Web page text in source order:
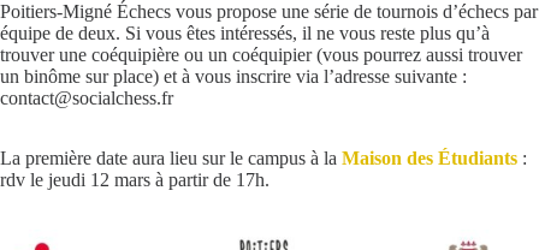
Poitiers-Migné Échecs vous propose une série de tournois d’échecs par
équipe de deux. Si vous êtes intéressés, il ne vous reste plus qu’à
trouver une coéquipière ou un coéquipier (vous pourrez aussi trouver
un binôme sur place) et à vous inscrire via l’adresse suivante :
contact@socialchess.fr
La première date aura lieu sur le campus à la Maison des Étudiants :
rdv le jeudi 12 mars à partir de 17h.